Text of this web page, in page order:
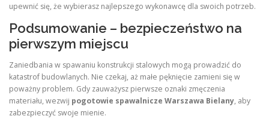
upewnić się, że wybierasz najlepszego wykonawcę dla swoich potrzeb.
Podsumowanie – bezpieczeństwo na
pierwszym miejscu
Zaniedbania w spawaniu konstrukcji stalowych mogą prowadzić do
katastrof budowlanych. Nie czekaj, aż małe pęknięcie zamieni się w
poważny problem. Gdy zauważysz pierwsze oznaki zmęczenia
materiału, wezwij pogotowie spawalnicze Warszawa Bielany, aby
zabezpieczyć swoje mienie.